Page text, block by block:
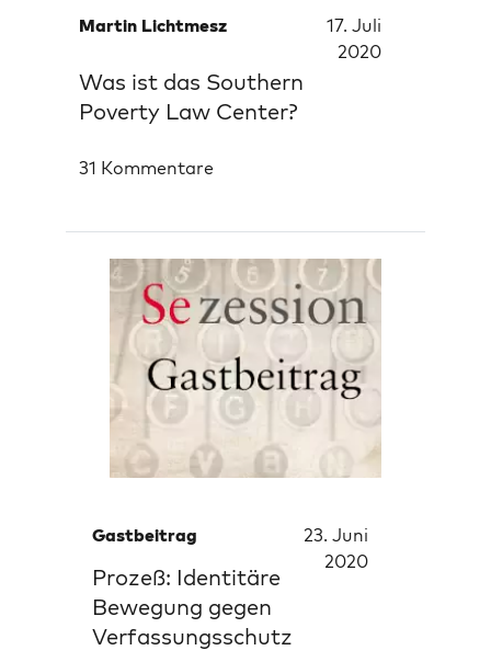
Martin Lichtmesz
17. Juli
2020
Was ist das Southern
Poverty Law Center?
31 Kommentare
Gastbeitrag
23. Juni
2020
Prozeß: Identitäre
Bewegung gegen
Verfassungsschutz